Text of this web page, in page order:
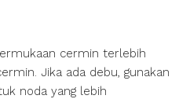
cermin terlebih
Jika ada debu, gunakan
noda yang lebih